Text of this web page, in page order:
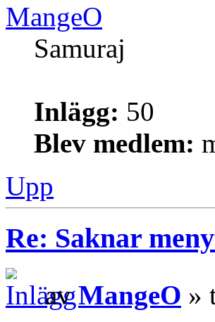
MangeO
Samuraj
Inlägg: 50
Blev medlem:
Upp
Re: Saknar
avMangeO »